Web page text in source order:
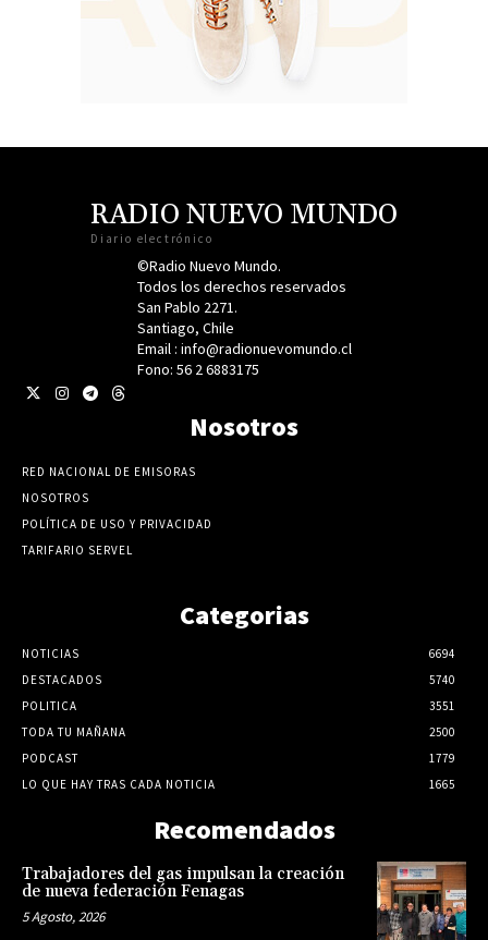
RADIO NUEVO MUNDO
Diario electrónico
©Radio Nuevo Mundo.
Todos los derechos reservados
San Pablo 2271.
Santiago, Chile
Email : info@radionuevomundo.cl
Fono: 56 2 6883175
Nosotros
RED NACIONAL DE EMISORAS
NOSOTROS
POLÍTICA DE USO Y PRIVACIDAD
TARIFARIO SERVEL
Categorias
NOTICIAS
6694
DESTACADOS
5740
POLITICA
3551
TODA TU MAÑANA
2500
PODCAST
1779
LO QUE HAY TRAS CADA NOTICIA
1665
Recomendados
Trabajadores del gas impulsan la creación
de nueva federación Fenagas
5 Agosto, 2026